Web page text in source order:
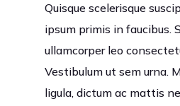
Quisque scelerisque
ipsum primis in faucibus.
ullamcorper leo
Vestibulum ut sem urna.
ligula, dictum ac mattis